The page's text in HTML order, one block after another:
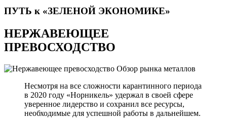
ПУТЬ к «ЗЕЛЕНОЙ ЭКОНОМИКЕ»
НЕРЖАВЕЮЩЕЕ
ПРЕВОСХОДСТВО
Обзор рынка металлов
Несмотря на все сложности карантинного периода
в 2020 году «Норникель» удержал в своей сфере
уверенное лидерство и сохранил все ресурсы,
необходимые для успешной работы в дальнейшем.